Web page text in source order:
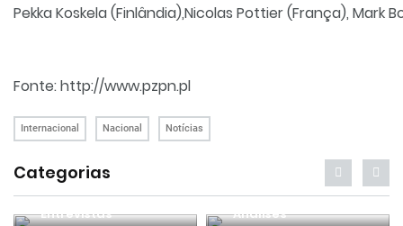
PekkaKoskela(Finlândia),Nicolas Pottier(França), Mark
Fonte:http://www.pzpn.pl
Internacional Nacional Notícias
Categorias
Entrevistas Análises